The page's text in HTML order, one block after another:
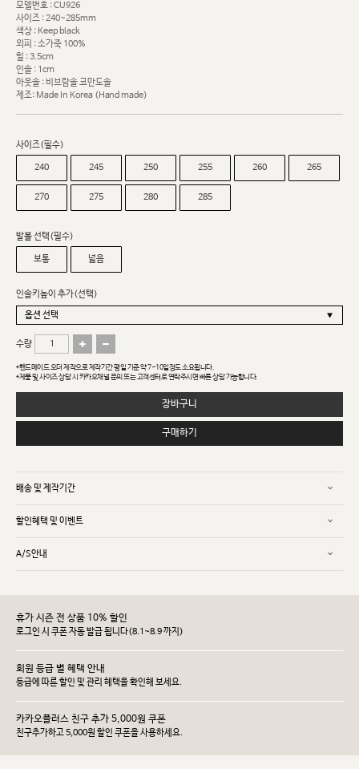
모델번호 : CU926
사이즈 : 240~285mm
색상 : Keep black
외피 : 소가죽 100%
힐 : 3.5cm
인솔 : 1cm
아웃솔 : 비브람솔 코만도솔
제조: Made In Korea (Hand made)
사이즈(필수)
240 245 250 255 260 265
270 275 280 285
발볼 선택(필수)
보통 넓음
인솔키높이 추가(선택)
수량
*핸드메이드 오더 제작으로 제작기간 평일 기준 약 7~10일정도 소요됩니다.
*제품 및 사이즈 상담 시 카카오채널 문의 또는 고객센터로 연락주시면 빠른 상담 가능합니다.
장바구니
구매하기
배송 및 제작기간
할인혜택 및 이벤트
A/S안내
휴가 시즌 전 상품 10% 할인
로그인 시 쿠폰 자동 발급 됩니다(8.1~8.9 까지)
회원 등급 별 혜택 안내
등급에 따른 할인 및 관리 헤택을 확인해 보세요.
카카오플러스 친구 추가 5,000원 쿠폰
친구추가하고 5,000원 할인 쿠폰을 사용하세요.